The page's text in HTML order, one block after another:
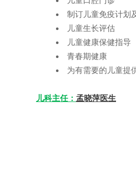
制订儿童免疫计划
儿童生长评估
儿童健康保健指导
青春期健康
为有需要的儿童提
儿科主任： 孟晓萍医生